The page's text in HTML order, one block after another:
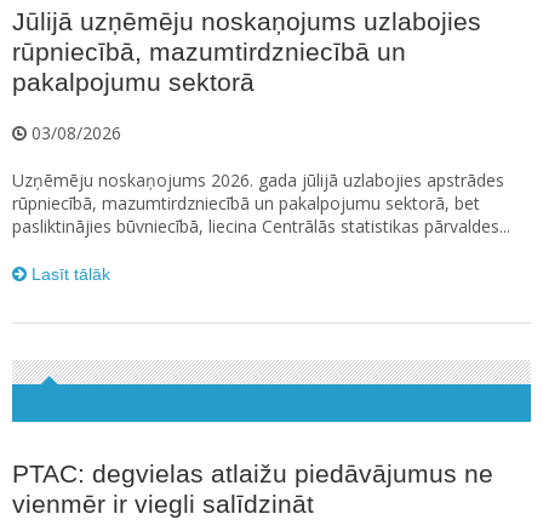
Jūlijā uzņēmēju noskaņojums uzlabojies
rūpniecībā, mazumtirdzniecībā un
pakalpojumu sektorā
03/08/2026
Uzņēmēju noskaņojums 2026. gada jūlijā uzlabojies apstrādes
rūpniecībā, mazumtirdzniecībā un pakalpojumu sektorā, bet
pasliktinājies būvniecībā, liecina Centrālās statistikas pārvaldes...
Lasīt tālāk
PTAC: degvielas atlaižu piedāvājumus ne
vienmēr ir viegli salīdzināt